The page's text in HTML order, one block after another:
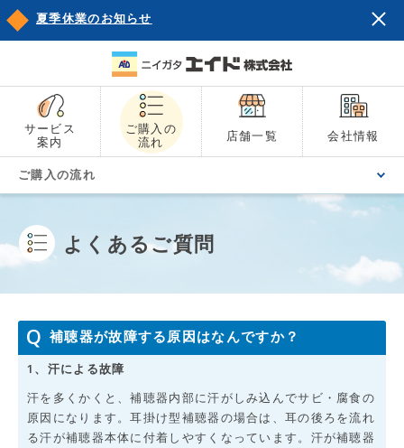
夏季休業のお知らせ
サービス
案内
ご購入の
流れ
店舗一覧 会社情報
ご購入の流れ
よくあるご質問
補聴器が故障する原因はなんですか？
1、汗による故障
汗を多くかくと、補聴器内部に汗がしみ込んでサビ・腐食の
原因になります。耳掛け型補聴器の場合は、耳の後ろを流れ
る汗が補聴器本体に付着しやすくなっています。汗が補聴器